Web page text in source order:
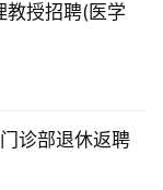
授招聘(医学
诊部退休返聘